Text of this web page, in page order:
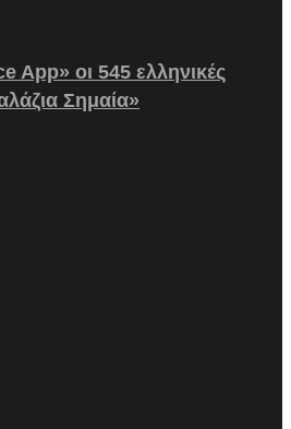
App» οι 545 ελληνικές
Σημαία»